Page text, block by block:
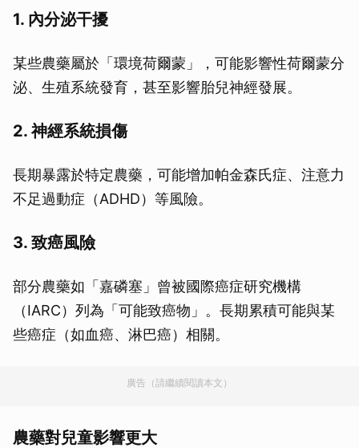
1. 內分泌干擾
某些農藥屬於「環境荷爾蒙」，可能影響性荷爾蒙分
泌、生殖系統發育，甚至影響胎兒神經發展。
2.神經系統損傷
長期暴露於特定農藥，可能增加帕金森氏症、注意力
不足過動症（ADHD）等風險。
3. 致癌風險
部分農藥如「嘉磷塞」曾被國際癌症研究機構
（IARC）列為「可能致癌物」。長期累積可能與某
些癌症（如血癌、淋巴癌）相關。
廣告（請繼續閱讀本文）
農藥對兒童影響更大